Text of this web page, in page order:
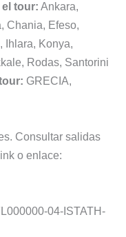
tour: Ankara,
Chania, Efeso,
Ihlara, Konya,
Rodas, Santorini
GRECIA,
Consultar salidas
o enlace:
04-ISTATH-